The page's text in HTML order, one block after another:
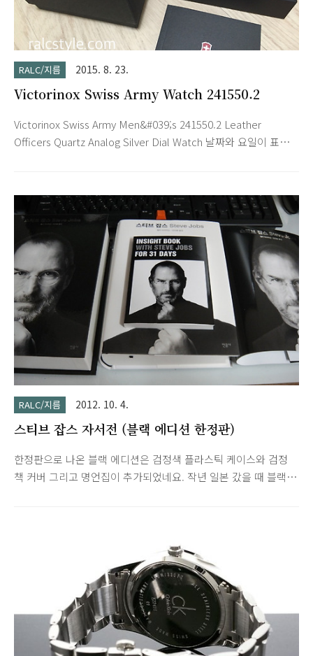
RALC/지름 2015. 8. 23.
Victorinox Swiss Army Watch 241550.2
Victorinox Swiss Army Men&#039;s 241550.2 Leather
Officers Quartz Analog Silver Dial Watch 날짜와 요일이 표시
한 사파이어 글래스를 갖춘 내구성 그리고 합리적인 가격까지 마
음에 듭니다. ​​​​ Timepiece style that commands respect: the
Officer’s collection from Victorinox Swiss Army. Stainless
steel case with black leather strap Fixed stainless steel
bezel Grey dial with..
RALC/지름 2012. 10. 4.
스티브 잡스 자서전 (블랙 에디션 한정판)
한정판으로 나온 블랙 에디션은 검정색 플라스틱 케이스와 검정
책 커버 그리고 명언집이 추가되었네요. 작년 일본 갔을 때 블랙